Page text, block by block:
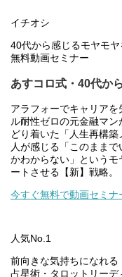
イチオシ
40代から感じるモヤモ
無料動画セミナー
あすコロ式・40代か
アラフォーでキャリア
ル耐性ゼロの元金融マ
どり着いた「人生再構
人が感じる「このまま
かわからない」という
ートさせる【新】戦略。
今すぐ無料で動画セミ
人気No.1
前向きな気持ちになれる
占星術・タロットリーデ